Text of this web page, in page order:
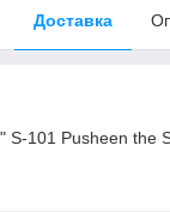
Доставка
S-101 Pusheen the